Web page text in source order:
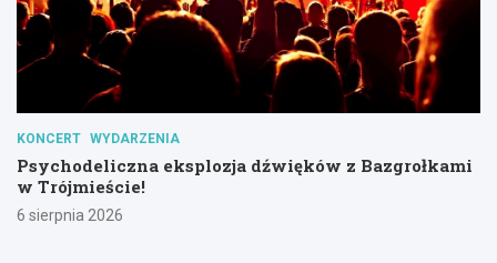
KONCERT WYDARZENIA
Psychodeliczna eksplozja dźwięków z Bazgrołkami
w Trójmieście!
6 sierpnia 2026